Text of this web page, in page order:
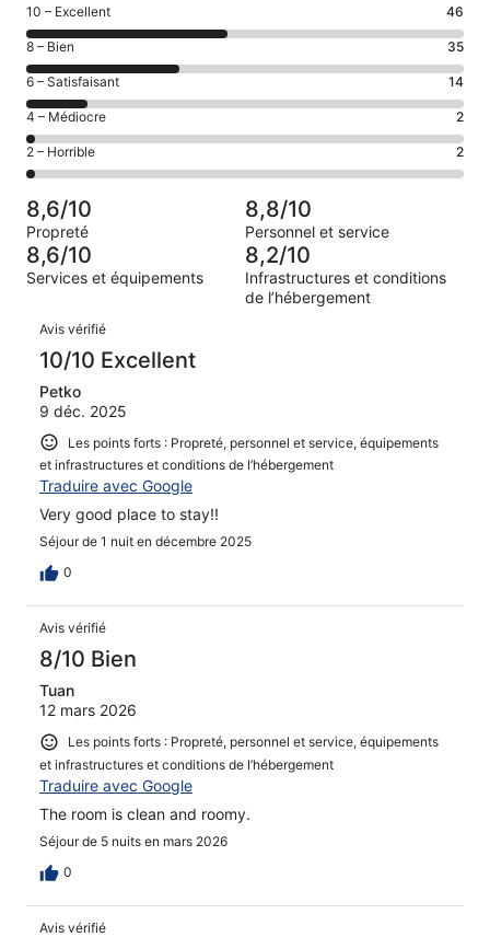
Note
des
voyageurs
de 10
(Excellent),
d’après 46 avis
sur 99.
10 – Excellent 46
Note
des
voyageurs
de 8
(Bien),
d’après 35 avis
sur 99.
8 – Bien 35
Note
des
voyageurs
de 6
(Satisfaisant),
sur 99.
6 – Satisfaisant 14
Note
des
voyageurs
de 4
(Médiocre),
d’après 2 avis
sur 99.
4 – Médiocre 2
Note
des
voyageurs
de 2
(Horrible),
d’après 2 avis
sur 99.
2 – Horrible 2
8,6/10
Propreté
8,8/10
Personnel et service
8,6/10
Services et équipements
8,2/10
Infrastructures et conditions
de l’hébergement
Avis
Avis vérifié
10/10 Excellent
Petko
9 déc. 2025
Les points forts : Propreté, personnel et service, équipements
et infrastructures et conditions de l’hébergement
Traduire avec Google
Very good place to stay!!
Séjour de 1 nuit en décembre 2025
0
Avis vérifié
8/10 Bien
Tuan
12 mars 2026
Les points forts : Propreté, personnel et service, équipements
et infrastructures et conditions de l’hébergement
Traduire avec Google
The room is clean and roomy.
Séjour de 5 nuits en mars 2026
0
Avis vérifié